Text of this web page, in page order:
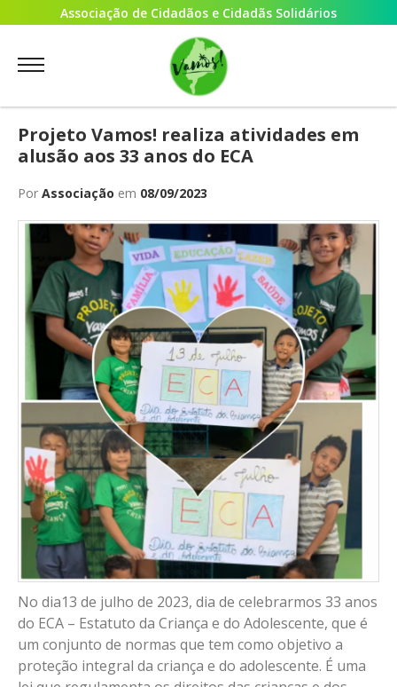
Associação de Cidadãos e Cidadãs Solidários
Projeto Vamos! realiza atividades em
alusão aos 33 anos do ECA
Por Associação em 08/09/2023
No dia13 de julho de 2023, dia de celebrarmos 33 anos
do ECA – Estatuto da Criança e do Adolescente, que é
um conjunto de normas que tem como objetivo a
proteção integral da criança e do adolescente. É uma